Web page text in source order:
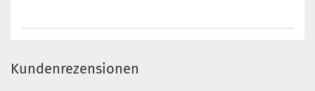
Kundenrezensionen